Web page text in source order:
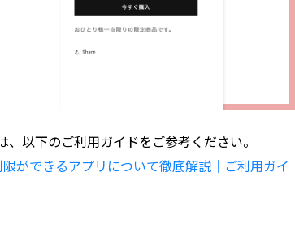
以下のご利用ガイドをご参考ください。
ができるアプリについて徹底解説｜ご利用ガイ